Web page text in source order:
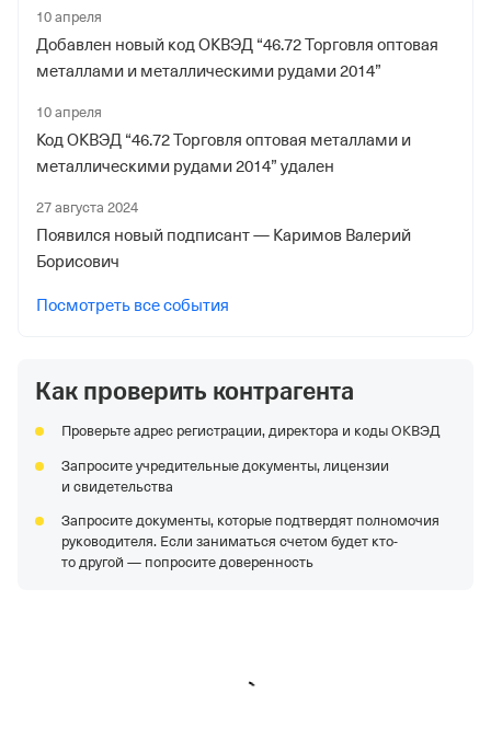
10 апреля
Добавлен новый код ОКВЭД “46.72 Торговля оптовая
металлами и металлическими рудами 2014”
10 апреля
Код ОКВЭД “46.72 Торговля оптовая металлами и
металлическими рудами 2014” удален
27 августа 2024
Появился новый подписант — Каримов Валерий
Борисович
Посмотреть все события
Как проверить контрагента
Проверьте адрес регистрации, директора и коды ОКВЭД
Запросите учредительные документы, лицензии
и свидетельства
Запросите документы, которые подтвердят полномочия
руководителя. Если заниматься счетом будет кто-
то другой — попросите доверенность